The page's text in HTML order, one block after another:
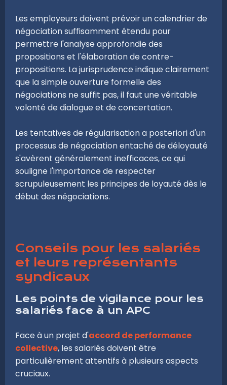
Les employeurs doivent prévoir un calendrier de
négociation suffisamment étendu pour
permettre l'analyse approfondie des
propositions et l'élaboration de contre-
propositions. La jurisprudence indique clairement
que la simple ouverture formelle des
négociations ne suffit pas, il faut une véritable
volonté de dialogue et de concertation.
Les tentatives de régularisation a posteriori d'un
processus de négociation entaché de déloyauté
s'avèrent généralement inefficaces, ce qui
souligne l'importance de respecter
scrupuleusement les principes de loyauté dès le
début des négociations.
Conseils pour les salariés
et leurs représentants
syndicaux
Les points de vigilance pour les
salariés face à un APC
Face à un projet d'accord de performance
collective, les salariés doivent être
particulièrement attentifs à plusieurs aspects
cruciaux.